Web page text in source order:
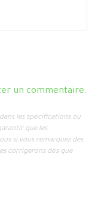
un commentaire.
les spécifications ou
que les
si vous remarquez des
corrigerons dès que